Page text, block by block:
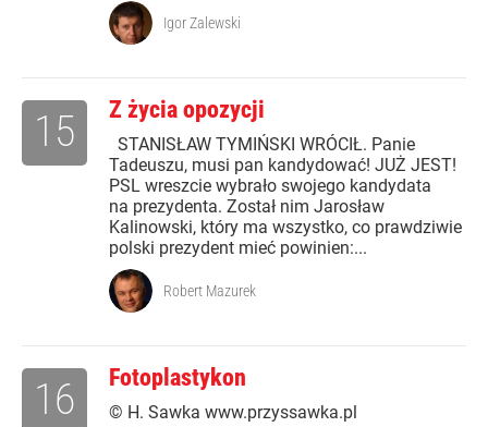
Igor Zalewski
Z życia opozycji
STANISŁAW TYMIŃSKI WRÓCIŁ. Panie
Tadeuszu, musi pan kandydować! JUŻ JEST!
PSL wreszcie wybrało swojego kandydata
na prezydenta. Został nim Jarosław
Kalinowski, który ma wszystko, co prawdziwie
polski prezydent mieć powinien:...
15
Robert Mazurek
Fotoplastykon
© H. Sawka www.przyssawka.pl
16